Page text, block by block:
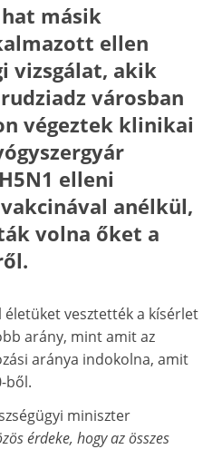
másik
ellen
vizsgálat, akik
városban
végeztek klinikai
elleni
anélkül,
volna őket a
vesztették a kísérlet
arány, mint amit az
aránya indokolna, amit
ből.
miniszter
érdeke, hogy az összes